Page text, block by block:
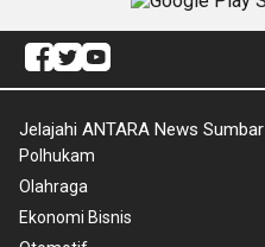
Jelajahi ANTARA News Sumbar
Polhukam
Olahraga
Ekonomi Bisnis